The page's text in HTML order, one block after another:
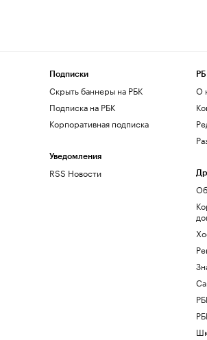
Подписки
Скрыть баннеры на РБК
Подписка на РБК
Корпоративная подписка
Уведомления
RSS Новости
О